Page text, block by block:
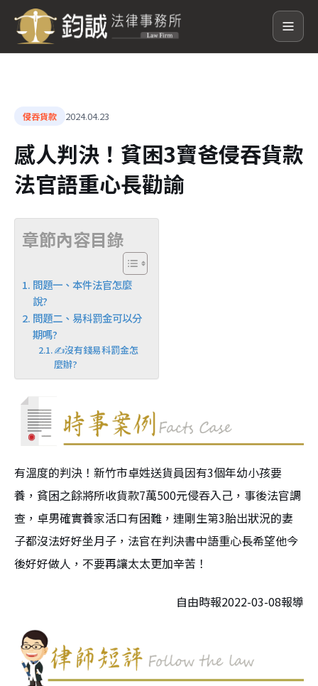
侵吞貨款 2024.04.23
感人判決！貧困3寶爸侵吞貨款
法官語重心長勸諭
章節內容目錄
問題一、本件法官怎麼
說?
問題二、易科罰金可以分
期嗎?
✍沒有錢易科罰金怎
麼辦?
有溫度的判決！新竹市卓姓送貨員因有3個年幼小孩要
養，貧困之餘將所收貨款7萬500元侵吞入己，事後法官調
查，卓男確實養家活口有困難，連剛生第3胎出狀況的妻
子都沒法好好坐月子，法官在判決書中語重心長希望他今
後好好做人，不要再讓太太更加辛苦！
自由時報2022-03-08報導